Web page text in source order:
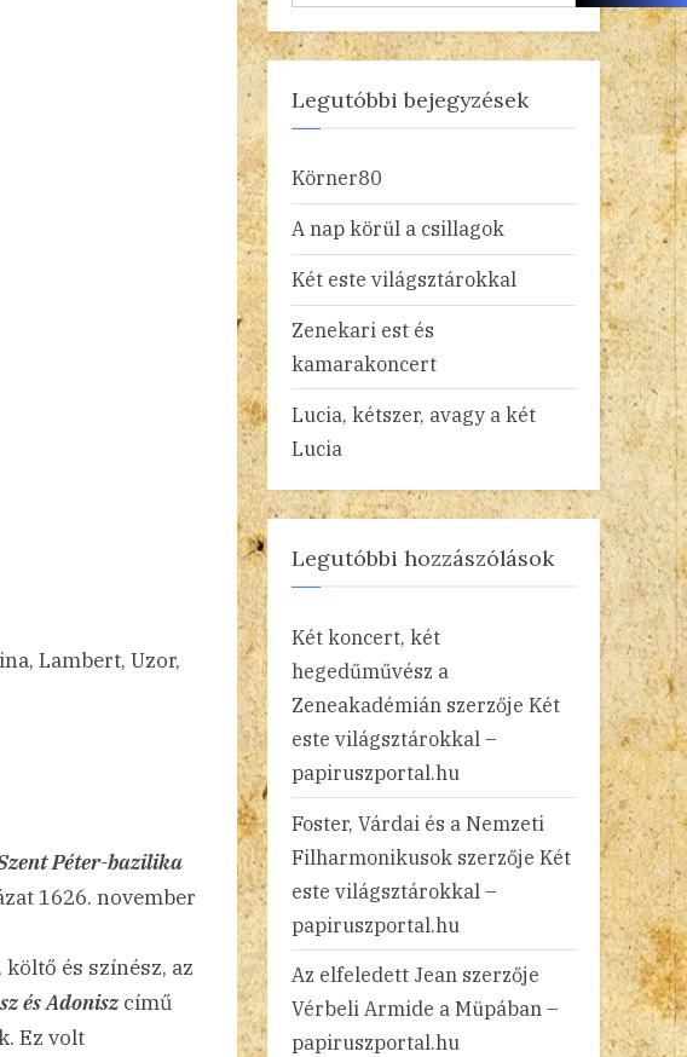
Lambert, Uzor,
Péter-bazilika
1626. november
és színész, az
és Adonisz című
Ez volt
Legutóbbi bejegyzések
Körner80
A nap körül a csillagok
Két este világsztárokkal
Zenekari est és
kamarakoncert
Lucia, kétszer, avagy a két
Lucia
Legutóbbi hozzászólások
Két koncert, két
hegedűművész a
Zeneakadémián szerzője Két
este világsztárokkal –
papiruszportal.hu
Foster, Várdai és a Nemzeti
Filharmonikusok szerzője Két
este világsztárokkal –
papiruszportal.hu
Az elfeledett Jean szerzője
Vérbeli Armide a Müpában –
papiruszportal.hu